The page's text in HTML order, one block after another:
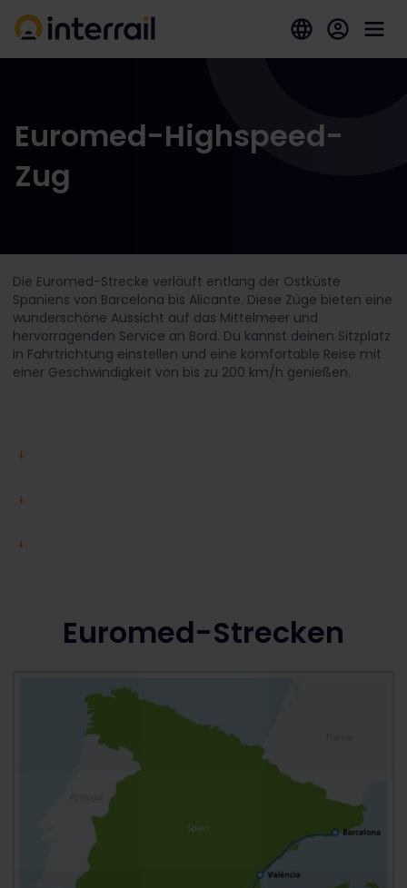
Euromed-Highspeed-
Zug
Die Euromed-Strecke verläuft entlang der Ostküste
Spaniens von Barcelona bis Alicante. Diese Züge bieten eine
wunderschöne Aussicht auf das Mittelmeer und
hervorragenden Service an Bord. Du kannst deinen Sitzplatz
in Fahrtrichtung einstellen und eine komfortable Reise mit
einer Geschwindigkeit von bis zu 200 km/h genießen.
Euromed-Strecken